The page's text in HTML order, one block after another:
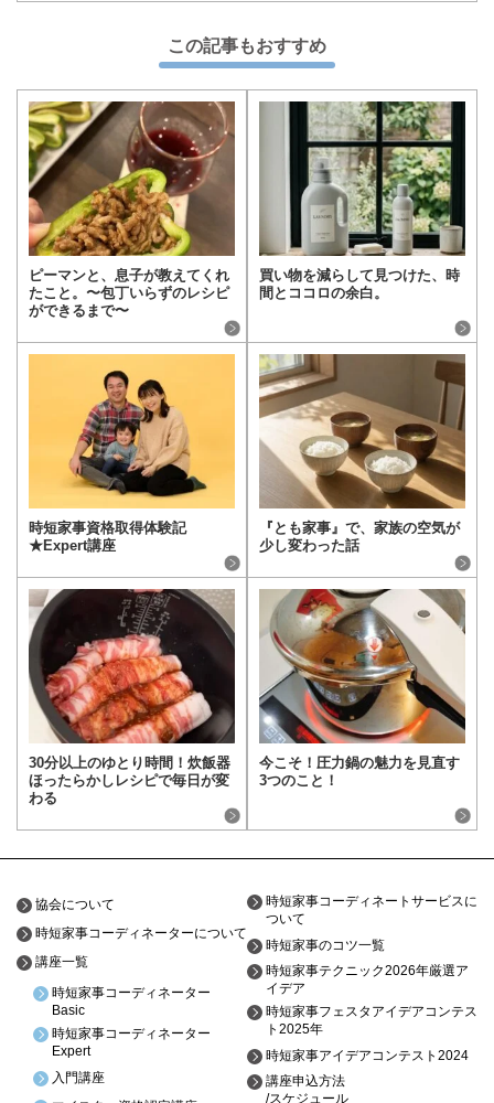
この記事もおすすめ
ピーマンと、息子が教えてくれ
たこと。〜包丁いらずのレシピ
ができるまで〜
買い物を減らして見つけた、時
間とココロの余白。
時短家事資格取得体験記
★Expert講座
『とも家事』で、家族の空気が
少し変わった話
30分以上のゆとり時間！炊飯器
ほったらかしレシピで毎日が変
わる
今こそ！圧力鍋の魅力を見直す
3つのこと！
協会について
時短家事コーディネーターについて
講座一覧
時短家事コーディネーター
Basic
時短家事コーディネーター
Expert
入門講座
時短家事コーディネートサービスに
ついて
時短家事のコツ一覧
時短家事テクニック2026年厳選ア
イデア
時短家事フェスタアイデアコンテス
ト2025年
時短家事アイデアコンテスト2024
講座申込方法
/スケジュール